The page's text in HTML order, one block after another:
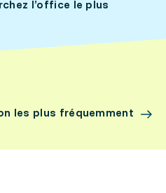
l’office le plus
les plus fréquemment